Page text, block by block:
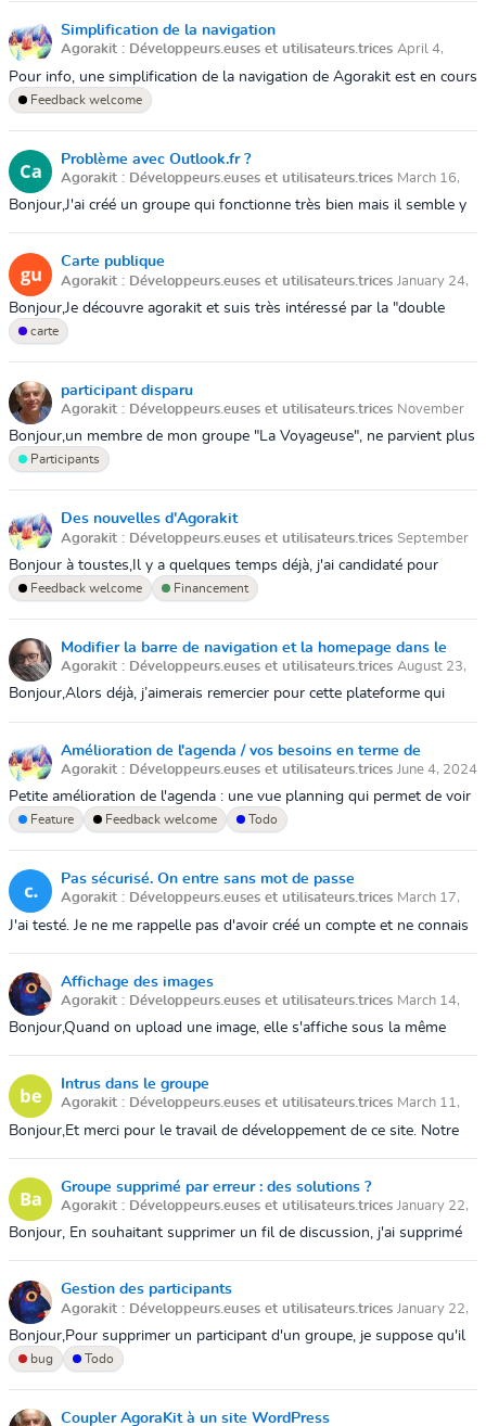
Simplification de la navigation
Agorakit : Développeurs.euses et utilisateurs.trices April 4,
2025 11:39 AM
Pour info, une simplification de la navigation de Agorakit est en cours
de discussion ici : https://github.com/agorakit/agorakit/issues/562Si
Feedback welcome
Problème avec Outlook.fr ?
Agorakit : Développeurs.euses et utilisateurs.trices March 16,
2025 1:22 PM
Bonjour,J'ai créé un groupe qui fonctionne très bien mais il semble y
Carte publique
Agorakit : Développeurs.euses et utilisateurs.trices January 24,
2025 1:09 PM
Bonjour,Je découvre agorakit et suis très intéressé par la "double
fonctionnalité" agenda+carte... or il semble que la carte ne soit pas
carte
participant disparu
Agorakit : Développeurs.euses et utilisateurs.trices November
25, 2024 9:39 AM
Bonjour,un membre de mon groupe "La Voyageuse", ne parvient plus
à se connecter, suite à une "fausse manip" d'après lui. Ses données
Participants
Des nouvelles d'Agorakit
Agorakit : Développeurs.euses et utilisateurs.trices September
27, 2024 7:50 PM
Bonjour à toustes,Il y a quelques temps déjà, j'ai candidaté pour
recevoir un subside afin d'être rémunéré pour travailler sur Agorakit à
Feedback welcome Financement
Modifier la barre de navigation et la homepage dans le
panel admin ?
Agorakit : Développeurs.euses et utilisateurs.trices August 23,
2024 2:42 PM
Bonjour,Alors déjà, j’aimerais remercier pour cette plateforme qui
Amélioration de l'agenda / vos besoins en terme de
récurence d'événements
Agorakit : Développeurs.euses et utilisateurs.trices June 4, 2024
6:42 PM
Petite amélioration de l'agenda : une vue planning qui permet de voir
tous les éléments du mois en cours + navigation dans les
Feature Feedback welcome Todo
Pas sécurisé. On entre sans mot de passe
Agorakit : Développeurs.euses et utilisateurs.trices March 17,
2024 11:19 AM
J'ai testé. Je ne me rappelle pas d'avoir créé un compte et ne connais
Affichage des images
Agorakit : Développeurs.euses et utilisateurs.trices March 14,
2024 10:31 AM
Bonjour,Quand on upload une image, elle s'affiche sous la même
(lorsque ce so...
Intrus dans le groupe
Agorakit : Développeurs.euses et utilisateurs.trices March 11,
2024 6:47 PM
Bonjour,Et merci pour le travail de développement de ce site. Notre
Groupe supprimé par erreur : des solutions ?
Agorakit : Développeurs.euses et utilisateurs.trices January 22,
2024 4:41 PM
Bonjour, En souhaitant supprimer un fil de discussion, j'ai supprimé
Gestion des participants
Agorakit : Développeurs.euses et utilisateurs.trices January 22,
2024 8:58 AM
Bonjour,Pour supprimer un participant d'un groupe, je suppose qu'il
faut cliquer sur "Si vous souhaitez quitter ce groupe, Cliquez ici". Est-
bug Todo
Coupler AgoraKit à un site WordPress